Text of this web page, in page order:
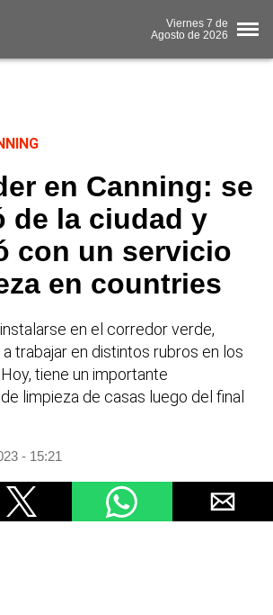
Viernes 7 de
Agosto de 2026
en Canning: se
de la ciudad y
con un servicio
en countries
en el corredor verde,
trabajar en distintos rubros en los
tiene un importante
limpieza de casas luego del final
- 15:21